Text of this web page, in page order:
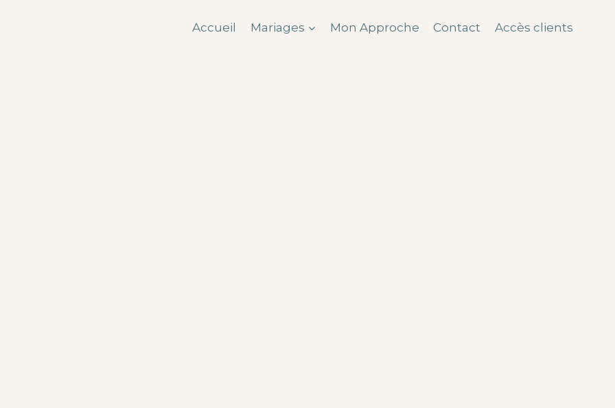
Accueil Mariages Mon Approche Contact Accès clients